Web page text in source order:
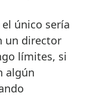
único sería
un director
límites, si
algún